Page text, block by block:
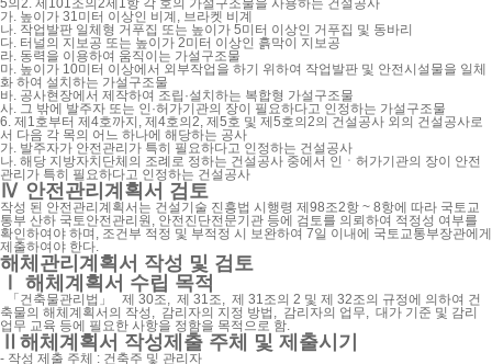
5의2. 제101조의2제1항 각 호의 가설구조물을 사용하는 건설공사
가. 높이가 31미터 이상인 비계, 브라켓 비계
나. 작업발판 일체형 거푸집 또는 높이가 5미터 이상인 거푸집 및 동바리
다. 터널의 지보공 또는 높이가 2미터 이상인 흙막이 지보공
라. 동력을 이용하여 움직이는 가설구조물
마. 높이가 10미터 이상에서 외부작업을 하기 위하여 작업발판 및 안전시설물을 일체
화 하여 설치하는 가설구조물
바. 공사현장에서 제작하여 조립·설치하는 복합형 가설구조물
사. 그 밖에 발주자 또는 인·허가기관의 장이 필요하다고 인정하는 가설구조물
6. 제1호부터 제4호까지, 제4호의2, 제5호 및 제5호의2의 건설공사 외의 건설공사로
서 다음 각 목의 어느 하나에 해당하는 공사
가. 발주자가 안전관리가 특히 필요하다고 인정하는 건설공사
나. 해당 지방자치단체의 조례로 정하는 건설공사 중에서 인ㆍ허가기관의 장이 안전
관리가 특히 필요하다고 인정하는 건설공사
Ⅳ 안전관리계획서 검토
작성 된 안전관리계획서는 건설기술 진흥법 시행령 제98조2항 ~ 8항에 따라 국토교
통부 산하 국토안전관리원, 안전진단전문기관 등에 검토를 의뢰하여 적정성 여부를
확인하여야 하며, 조건부 적정 및 부적정 시 보완하여 7일 이내에 국토교통부장관에게
제출하여야 한다.
해체관리계획서 작성 및 검토
해체계획서 수립 목적
「건축물관리법」 제 30조, 제 31조, 제 31조의 2 및 제 32조의 규정에 의하여 건
축물의 해체계획서의 작성, 감리자의 지정 방법, 감리자의 업무, 대가 기준 및 감리
업무 교육 등에 필요한 사항을 정함을 목적으로 함.
해체계획서 작성제출 주체 및 제출시기
- 작성 제출 주체 : 건축주 및 관리자